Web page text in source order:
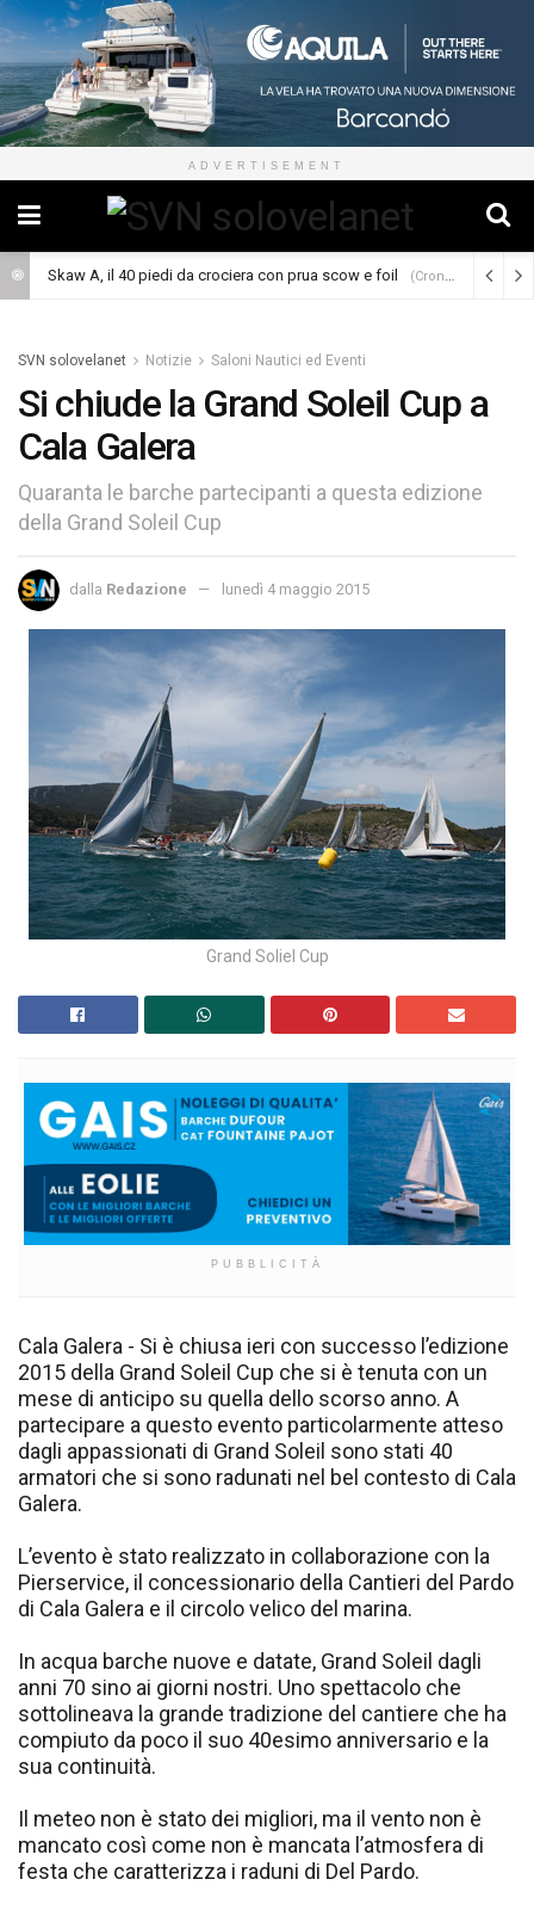
ADVERTISEMENT
Skaw A, il 40 piedi da crociera con prua scow e foil (Cronaca)
SVN solovelanet Notizie Saloni Nautici ed Eventi
Si chiude la Grand Soleil Cup a
Cala Galera
Quaranta le barche partecipanti a questa edizione
della Grand Soleil Cup
dalla Redazione lunedì 4 maggio 2015
Grand Soliel Cup
PUBBLICITÀ
Cala Galera - Si è chiusa ieri con successo l’edizione
2015 della Grand Soleil Cup che si è tenuta con un
mese di anticipo su quella dello scorso anno. A
partecipare a questo evento particolarmente atteso
dagli appassionati di Grand Soleil sono stati 40
armatori che si sono radunati nel bel contesto di Cala
Galera.
L’evento è stato realizzato in collaborazione con la
Pierservice, il concessionario della Cantieri del Pardo
di Cala Galera e il circolo velico del marina.
In acqua barche nuove e datate, Grand Soleil dagli
anni 70 sino ai giorni nostri. Uno spettacolo che
sottolineava la grande tradizione del cantiere che ha
compiuto da poco il suo 40esimo anniversario e la
sua continuità.
Il meteo non è stato dei migliori, ma il vento non è
mancato così come non è mancata l’atmosfera di
festa che caratterizza i raduni di Del Pardo.